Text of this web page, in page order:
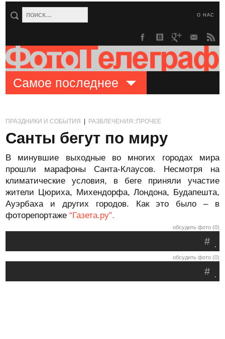
О НАС
Самое последнее
ПРАЗДНИКИ И СОБЫТИЯ РАЗВЛЕЧЕНИЯ::ПРОЧЕЕ
Санты бегут по миру
В минувшие выходные во многих городах мира
прошли марафоны Санта-Клаусов. Несмотря на
климатические условия, в беге приняли участие
жители Цюриха, Михендорфа, Лондона, Будапешта,
Ауэрбаха и других городов. Как это было – в
фоторепортаже“Газета.ру”.
обсудить фото (0)
.
#
обсудить фото (0)
.
#